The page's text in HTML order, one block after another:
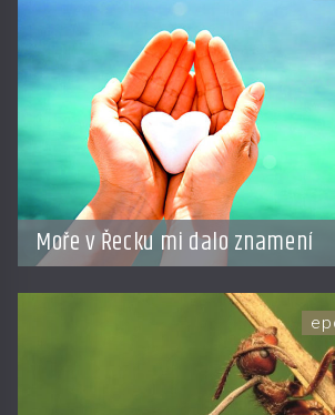
Moře v Řecku mi dalo znamení